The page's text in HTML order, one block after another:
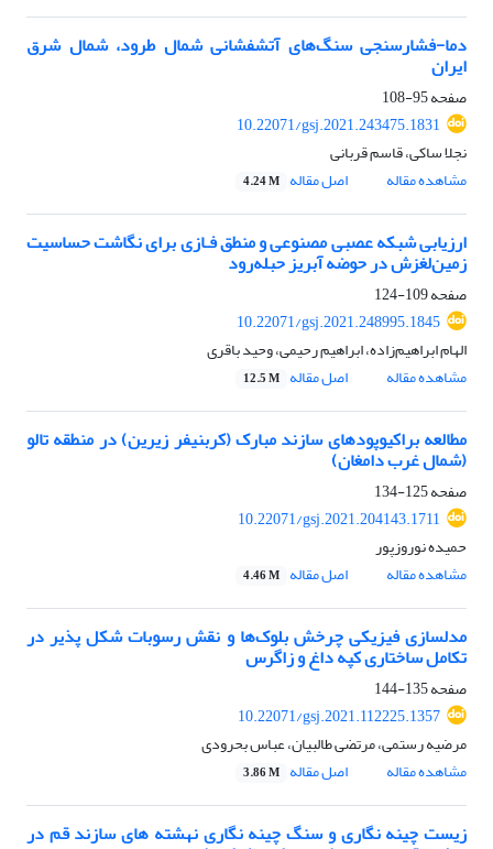
دما-فشارسنجی سنگ‌های آتشفشانی شمال طرود، شمال شرق
ایران
صفحه95-108
10.22071/gsj.2021.243475.1831
نجلا ساکی، قاسم قربانی
مشاهده مقاله
اصل مقاله 4.24 M
ارزیابی شبکه عصبی مصنوعی و منطق فـازی برای نگاشت حساسیت
زمین‌لغزش در حوضه آبریز حبله‌رود
صفحه109-124
10.22071/gsj.2021.248995.1845
الهام ابراهیم‌زاده، ابراهیم رحیمی، وحید باقری
مشاهده مقاله
اصل مقاله 12.5 M
مطالعه براکیوپودهای سازند مبارک (کربنیفر زیرین) در منطقه تالو
(شمال غرب دامغان)
صفحه125-134
10.22071/gsj.2021.204143.1711
حمیده نوروزپور
مشاهده مقاله
اصل مقاله 4.46 M
مدلسازی فیزیکی چرخش بلوک‌ها و نقش رسوبات شکل پذیر در
تکامل ساختاری کپه داغ و زاگرس
صفحه135-144
10.22071/gsj.2021.112225.1357
مرضیه رستمی، مرتضی طالبیان، عباس بحرودی
مشاهده مقاله
اصل مقاله 3.86 M
زیست چینه نگاری و سنگ چینه نگاری نهشته های سازند قم در